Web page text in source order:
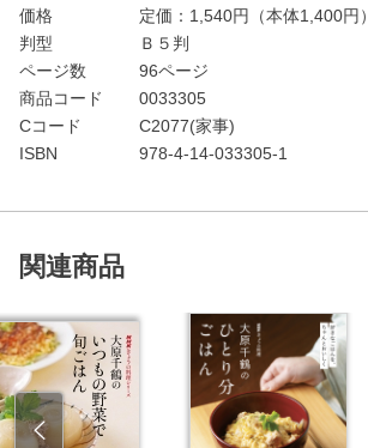
価格
定価： 1,540円（本体1,400円）
判型
Ｂ５判
ページ数
96ページ
商品コード
0033305
Cコード
C2077(家事)
ISBN
978-4-14-033305-1
関連商品